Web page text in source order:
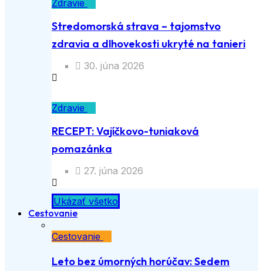
Zdravie
Stredomorská strava – tajomstvo
zdravia a dlhovekosti ukryté na tanieri
30. júna 2026
Zdravie
RECEPT: Vajíčkovo-tuniaková
pomazánka
27. júna 2026
Ukázať všetko
Cestovanie
Cestovanie
Leto bez úmorných horúčav: Sedem